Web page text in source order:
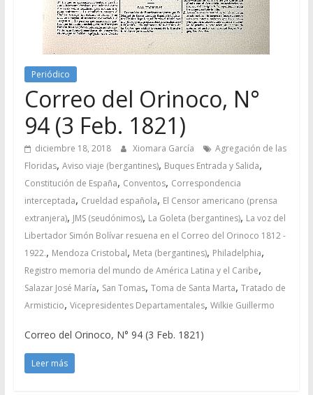
Periódico
Correo del Orinoco, N°
94 (3 Feb. 1821)
diciembre 18, 2018 Xiomara García
Agregación de las
Floridas, Aviso viaje (bergantines), Buques Entrada y Salida,
Constitución de España, Conventos, Correspondencia
interceptada, Crueldad española, El Censor americano (prensa
extranjera), JMS (seudónimos), La Goleta (bergantines), La voz del
Libertador Simón Bolívar resuena en el Correo del Orinoco 1812 -
1922., Mendoza Cristobal, Meta (bergantines), Philadelphia,
Registro memoria del mundo de América Latina y el Caribe,
Salazar José María, San Tomas, Toma de Santa Marta, Tratado de
Armisticio, Vicepresidentes Departamentales, Wilkie Guillermo
Correo del Orinoco, N° 94 (3 Feb. 1821)
Leer más